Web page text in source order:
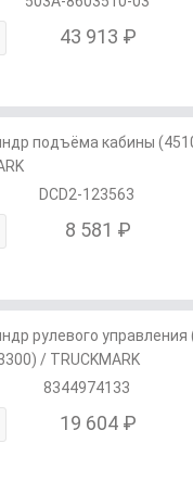
43 913 ₽
подъёма кабины
DCD2-123563
8 581 ₽
рулевого
/ TRUCKMARK
8344974133
19 604 ₽